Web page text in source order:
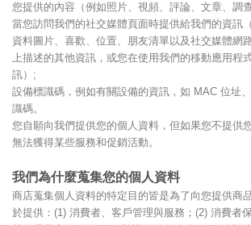
您提供的內容（例如照片、視頻、評論、文章、調
當您訪問我們的社交媒體頁面時提供給我們的資訊
資料圖片、喜歡、位置、朋友清單以及社交媒體網
上描述的其他資訊，或您在使用我們的移動應用程
訊）;
設備標識碼，例如有關設備的資訊，如 MAC 位址
識碼。
您自願向我們提供您的個人資料，但如果您不提供
無法獲得某些服務和促銷活動。
我們為什麼蒐集您的個人資料
商店蒐集個人資料的特定目的皆是為了向您提供商
於提供：(1) 消費者、客戶管理與服務；(2) 消費者